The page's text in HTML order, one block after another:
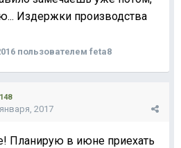
Издержки производства
пользователем feta8
148
2017
Планирую в июне приехать